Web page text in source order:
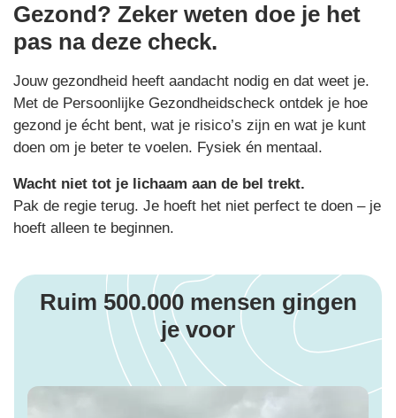
Gezond? Zeker weten doe je het
pas na deze check.
Jouw gezondheid heeft aandacht nodig en dat weet je.
Met de Persoonlijke Gezondheidscheck ontdek je hoe
gezond je écht bent, wat je risico’s zijn en wat je kunt
doen om je beter te voelen. Fysiek én mentaal.
Wacht niet tot je lichaam aan de bel trekt.
Pak de regie terug. Je hoeft het niet perfect te doen – je
hoeft alleen te beginnen.
Ruim 500.000 mensen gingen
je voor